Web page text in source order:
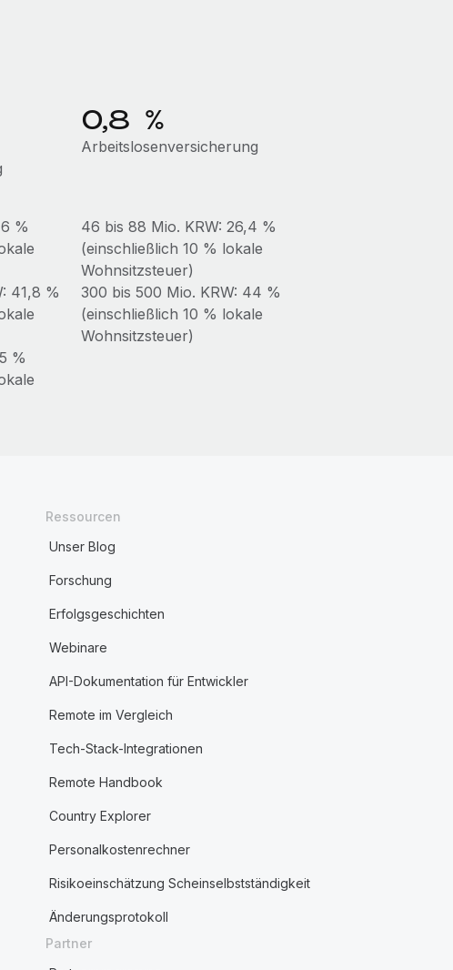
0,8 %
Arbeitslosenversicherung
%
46 bis 88 Mio. KRW: 26,4 %
(einschließlich 10 % lokale
Wohnsitzsteuer)
41,8 %
300 bis 500 Mio. KRW: 44 %
(einschließlich 10 % lokale
Wohnsitzsteuer)
%
Ressourcen
Unser Blog
Forschung
Erfolgsgeschichten
Webinare
API-Dokumentation für Entwickler
Remote im Vergleich
Tech-Stack-Integrationen
Remote Handbook
Country Explorer
Personalkostenrechner
Risikoeinschätzung Scheinselbstständigkeit
Änderungsprotokoll
Partner